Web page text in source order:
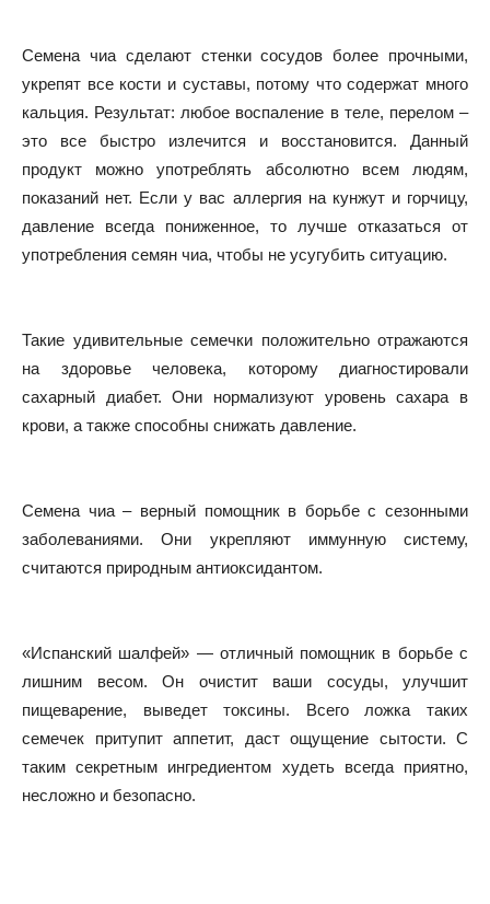
Семена чиа сделают стенки сосудов более прочными,
укрепят все кости и суставы, потому что содержат много
кальция. Результат: любое воспаление в теле, перелом –
это все быстро излечится и восстановится. Данный
продукт можно употреблять абсолютно всем людям,
показаний нет. Если у вас аллергия на кунжут и горчицу,
давление всегда пониженное, то лучше отказаться от
употребления семян чиа, чтобы не усугубить ситуацию.
Такие удивительные семечки положительно отражаются
на здоровье человека, которому диагностировали
сахарный диабет. Они нормализуют уровень сахара в
крови, а также способны снижать давление.
Семена чиа – верный помощник в борьбе с сезонными
заболеваниями. Они укрепляют иммунную систему,
считаются природным антиоксидантом.
«Испанский шалфей» — отличный помощник в борьбе с
лишним весом. Он очистит ваши сосуды, улучшит
пищеварение, выведет токсины. Всего ложка таких
семечек притупит аппетит, даст ощущение сытости. С
таким секретным ингредиентом худеть всегда приятно,
несложно и безопасно.